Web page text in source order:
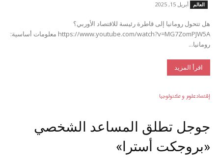
العالم أبريل 15, 2025
هل تتحول رومانيا إلى قاطرة رئيسة للاقتصاد الأوربي؟
https://www.youtube.com/watch?v=MG7ZomPJW5A معلومات أساسية:
رومانيا...
اقرأ المزيد
إقتصادعلوم و تكنولوجيا
جوجل تطلق المساعد الشخصي
«بروجكت أسترا»